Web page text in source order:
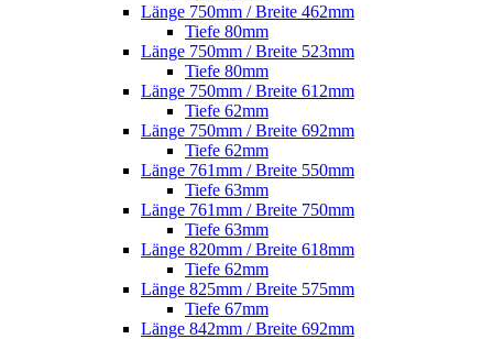
Länge 750mm / Breite 462mm
Tiefe 80mm
Länge 750mm / Breite 523mm
Tiefe 80mm
Länge 750mm / Breite 612mm
Tiefe 62mm
Länge 750mm / Breite 692mm
Tiefe 62mm
Länge 761mm / Breite 550mm
Tiefe 63mm
Länge 761mm / Breite 750mm
Tiefe 63mm
Länge 820mm / Breite 618mm
Tiefe 62mm
Länge 825mm / Breite 575mm
Tiefe 67mm
Länge 842mm / Breite 692mm